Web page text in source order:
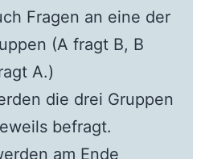
Fragen an eine der
(A fragt B, B
A.)
die drei Gruppen
befragt.
am Ende